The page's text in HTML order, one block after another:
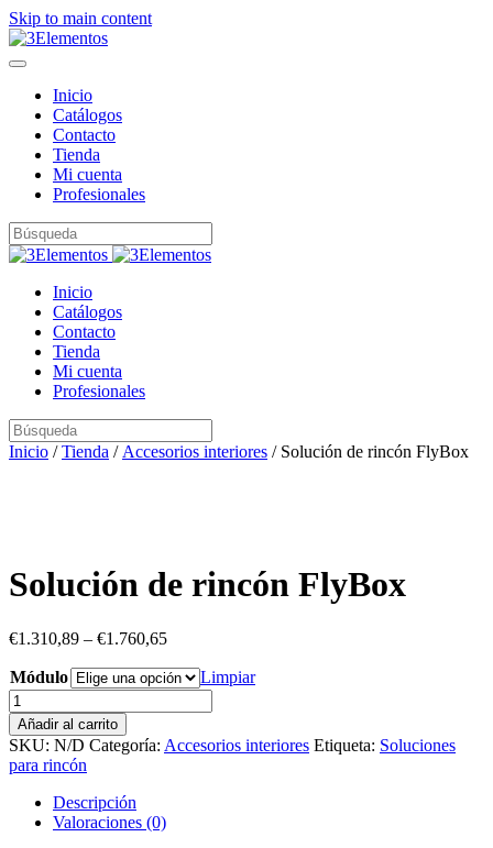
Skip to main content
Inicio
Catálogos
Contacto
Tienda
Mi cuenta
Profesionales
Inicio
Catálogos
Contacto
Tienda
Mi cuenta
Profesionales
Inicio /Tienda / Accesorios interiores / Solución de rincón FlyBox
Solución de rincón FlyBox
€1.310,89 – €1.760,65
Módulo
Limpiar
Solución
de
rincón
FlyBox
cantidad
Añadir al carrito
SKU: N/D Categoría: Accesorios interiores Etiqueta: Soluciones
para rincón
Descripción
Valoraciones (0)